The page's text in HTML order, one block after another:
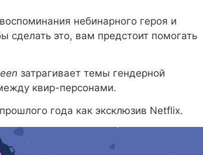
небинарного героя и
сделать это, вам предстоит помогать
затрагивает темы гендерной
квир-персонами.
года как эксклюзив Netflix.